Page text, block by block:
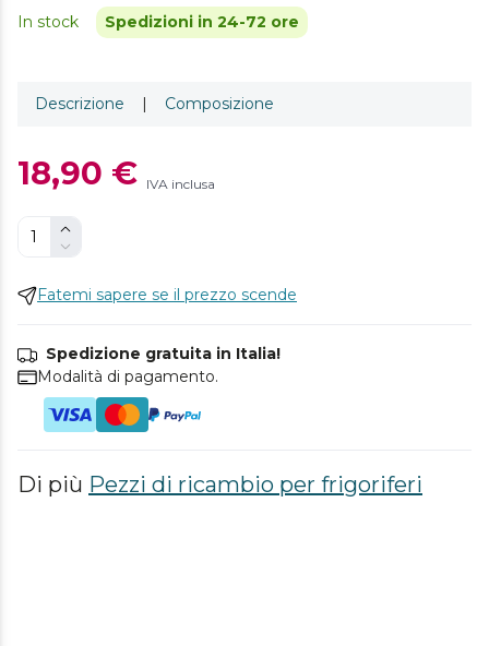
In stock Spedizioni in 24-72 ore
Descrizione | Composizione
18,90 € IVA inclusa
Fatemi sapere se il prezzo scende
Spedizione gratuita in Italia!
Modalità di pagamento.
Di più Pezzi di ricambio per frigoriferi